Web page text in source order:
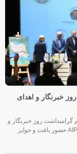
خبرنگار و اهدای
روز خبرنگار و
تقدیر از برگزیدگان هشتمین جایزه جهانی ورزشی‌نویسان AIPS حضور یافت و جوایز